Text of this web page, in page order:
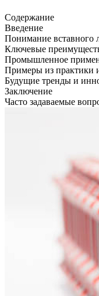
Содержание
Введение
Понимание вставного
Ключевые
Промышленное
Примеры из практики
Будущие тренды и
Заключение
Часто задаваемые